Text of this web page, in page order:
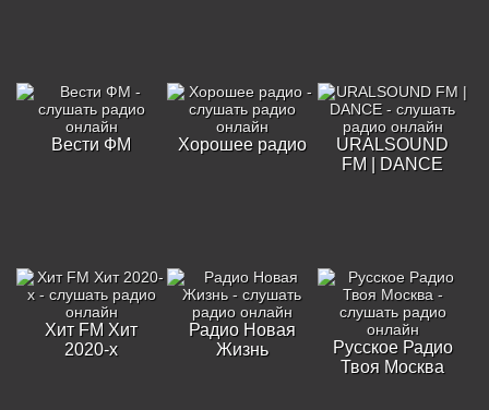
Вести ФМ Хорошее радио
URALSOUND
FM | DANCE
Хит FM Хит
2020-х
Радио Новая
Жизнь
Русское Радио
Твоя Москва